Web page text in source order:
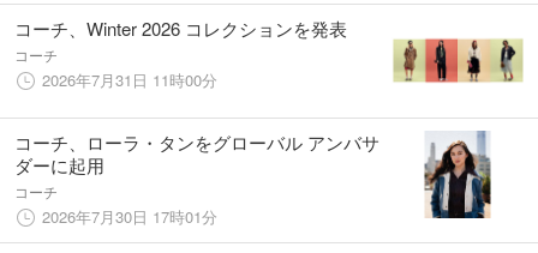
コーチ、Winter 2026 コレクションを発表
コーチ
2026年7月31日 11時00分
コーチ、ローラ・タンをグローバル アンバサ
ダーに起用
コーチ
2026年7月30日 17時01分